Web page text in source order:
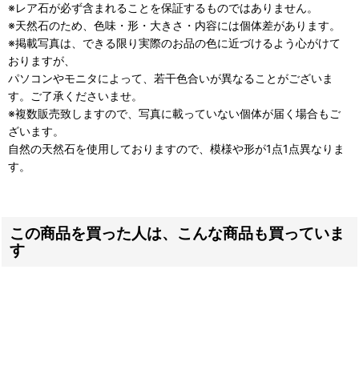
※レア石が必ず含まれることを保証するものではありません。
※天然石のため、色味・形・大きさ・内容には個体差があります。
※掲載写真は、できる限り実際のお品の色に近づけるよう心がけて
おりますが、
パソコンやモニタによって、若干色合いが異なることがございま
す。ご了承くださいませ。
※複数販売致しますので、写真に載っていない個体が届く場合もご
ざいます。
自然の天然石を使用しておりますので、模様や形が1点1点異なりま
す。
この商品を買った人は、こんな商品も買っていま
す